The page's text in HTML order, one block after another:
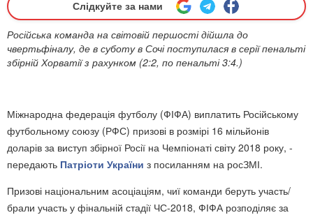
Слідкуйте за нами
Російська команда на світовій першості дійшла до
чвертьфіналу, де в суботу в Сочі поступилася в серії пенальті
збірній Хорватії з рахунком (2:2, по пенальті 3:4.)
Міжнародна федерація футболу (ФІФА) виплатить Російському
футбольному союзу (РФС) призові в розмірі 16 мільйонів
доларів за виступ збірної Росії на Чемпіонаті світу 2018 року, -
передають Патріоти України з посиланням на росЗМІ.
Призові національним асоціаціям, чиї команди беруть участь/
брали участь у фінальній стадії ЧС-2018, ФІФА розподіляє за